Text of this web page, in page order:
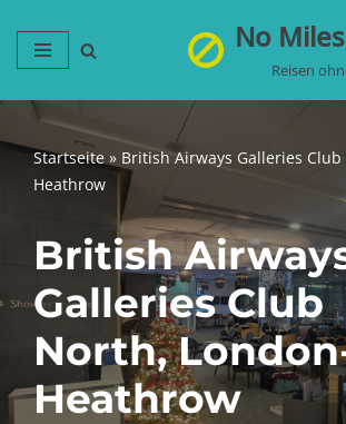
Zum
springen
No
Reisen
Startseite » British Airways Galleries
Heathrow
British
Galleries Club
North,
Heathrow